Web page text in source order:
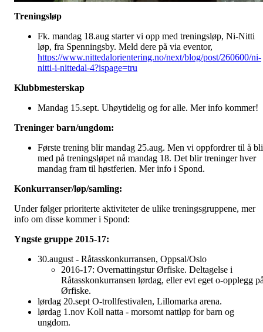
Treningsløp
Fk. mandag 18.aug starter vi opp med treningsløp, Ni-Nitti
løp, fra Spenningsby. Meld dere på via eventor,
https://www.nittedalorientering.no/next/blog/post/260600/ni-
nitti-i-nittedal-4?ispage=tru
Klubbmesterskap
Mandag 15.sept. Uhøytidelig og for alle. Mer info kommer!
Treninger barn/ungdom:
Første trening blir mandag 25.aug. Men vi oppfordrer til å bli
med på treningsløpet nå mandag 18. Det blir treninger hver
mandag fram til høstferien. Mer info i Spond.
Konkurranser/løp/samling:
Under følger prioriterte aktiviteter de ulike treningsgruppene, mer
info om disse kommer i Spond:
Yngste gruppe 2015-17:
30.august - Råtasskonkurransen, Oppsal/Oslo
2016-17: Overnattingstur Ørfiske. Deltagelse i
Råtasskonkurransen lørdag, eller evt eget o-opplegg
Ørfiske.
lørdag 20.sept O-trollfestivalen, Lillomarka arena.
lørdag 1.nov Koll natta - morsomt nattløp for barn og
ungdom.